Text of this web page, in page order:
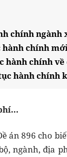
chính ngành
chính
hành chính
hành chính
án 896 cho
ngành,